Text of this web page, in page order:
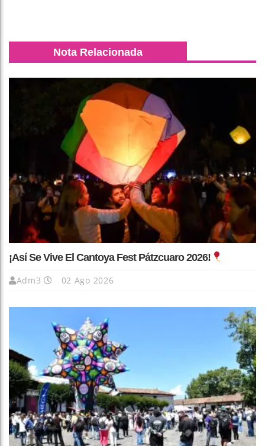
Nota Relacionada
¡Así Se Vive El Cantoya Fest Pátzcuaro 2026!
Adm3 02 Ago 2026